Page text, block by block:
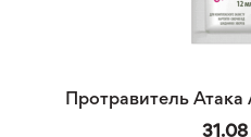
Протравитель
31.08